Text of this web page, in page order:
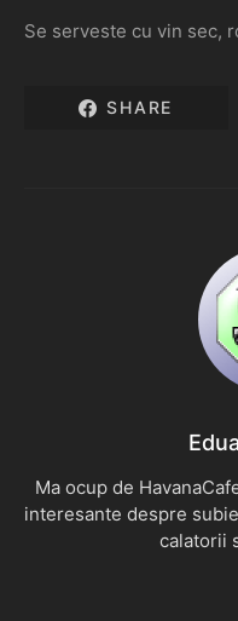
Se serveste cu vin sec,
SHARE
Ma ocup de
interesante despre
calatorii